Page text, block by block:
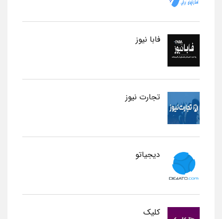
فابا نیوز
تجارت نیوز
دیجیاتو
کلیک